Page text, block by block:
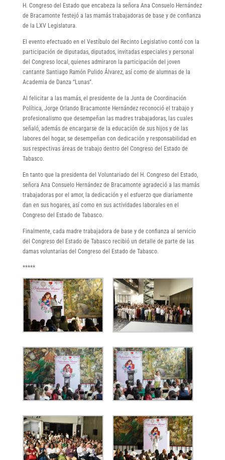
H. Congreso del Estado que encabeza la señora Ana Consuelo Hernández
de Bracamonte festejó a las mamás trabajadoras de base y de confianza
de la LXV Legislatura.
El evento efectuado en el Vestíbulo del Recinto Legislativo contó con la
participación de diputadas, diputados, invitadas especiales y personal
del Congreso local, quienes admiraron la participación del joven
cantante Santiago Ramón Pulido Álvarez, así como de alumnas de la
Academia de Danza “Lunas”.
Al felicitar a las mamás, el presidente de la Junta de Coordinación
Política, Jorge Orlando Bracamonte Hernández reconoció el trabajo y
profesionalismo que desempeñan las madres trabajadoras, las cuales
señaló, además de encargarse de la educación de sus hijos y de las
labores del hogar, se desempeñan con dedicación y responsabilidad en
sus respectivas áreas de trabajo dentro del Congreso del Estado de
Tabasco.
En tanto que la presidenta del Voluntariado del H. Congreso del Estado,
señora Ana Consuelo Hernández de Bracamonte agradeció a las mamás
trabajadoras por el amor, la dedicación y el esfuerzo que diariamente
dan en sus hogares, así como en sus actividades laborales en el
Congreso del Estado de Tabasco.
Finalmente, cada madre trabajadora de base y de confianza al servicio
del Congreso del Estado de Tabasco recibió un detalle de parte de las
damas voluntarias del Congreso del Estado de Tabasco.
*****